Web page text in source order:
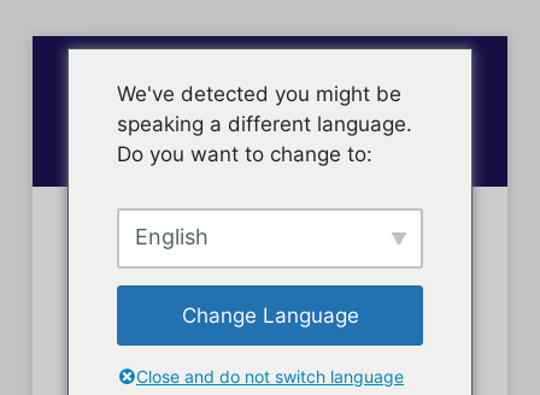
Connexion des membres
We've detected you might be
speaking a different language.
Do you want to change to:
English
Change Language
Close and do not switch language